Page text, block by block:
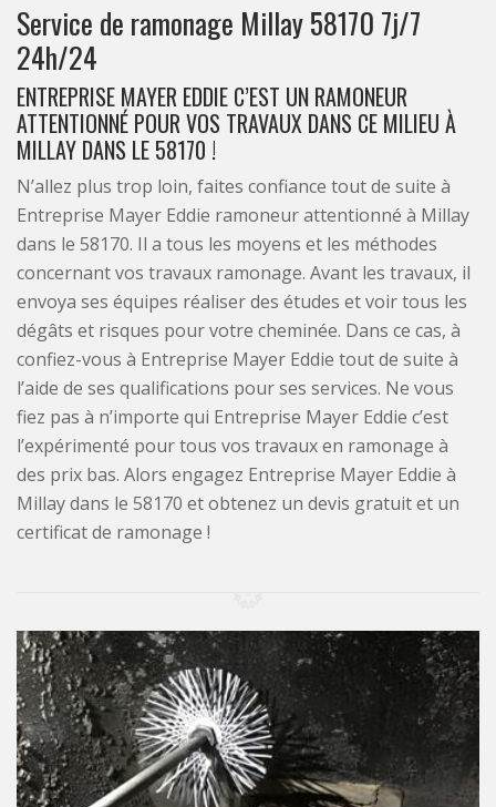
Service de ramonage Millay 58170 7j/7
24h/24
ENTREPRISE MAYER EDDIE C’EST UN RAMONEUR
ATTENTIONNÉ POUR VOS TRAVAUX DANS CE MILIEU À
MILLAY DANS LE 58170 !
N’allez plus trop loin, faites confiance tout de suite à
Entreprise Mayer Eddie ramoneur attentionné à Millay
dans le 58170. Il a tous les moyens et les méthodes
concernant vos travaux ramonage. Avant les travaux, il
envoya ses équipes réaliser des études et voir tous les
dégâts et risques pour votre cheminée. Dans ce cas, à
confiez-vous à Entreprise Mayer Eddie tout de suite à
l’aide de ses qualifications pour ses services. Ne vous
fiez pas à n’importe qui Entreprise Mayer Eddie c’est
l’expérimenté pour tous vos travaux en ramonage à
des prix bas. Alors engagez Entreprise Mayer Eddie à
Millay dans le 58170 et obtenez un devis gratuit et un
certificat de ramonage !